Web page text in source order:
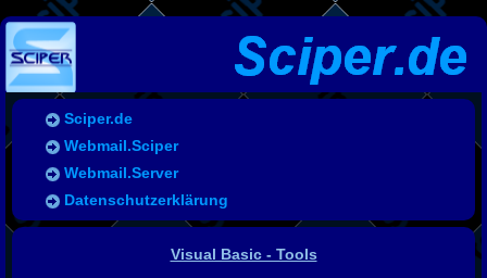
Sciper.de
Webmail.Sciper
Webmail.Server
Datenschutzerklärung
Visual Basic - Tools